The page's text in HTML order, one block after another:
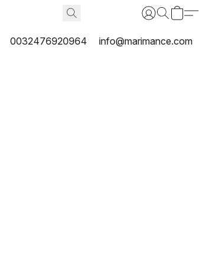
0032476920964 info@marimance.com